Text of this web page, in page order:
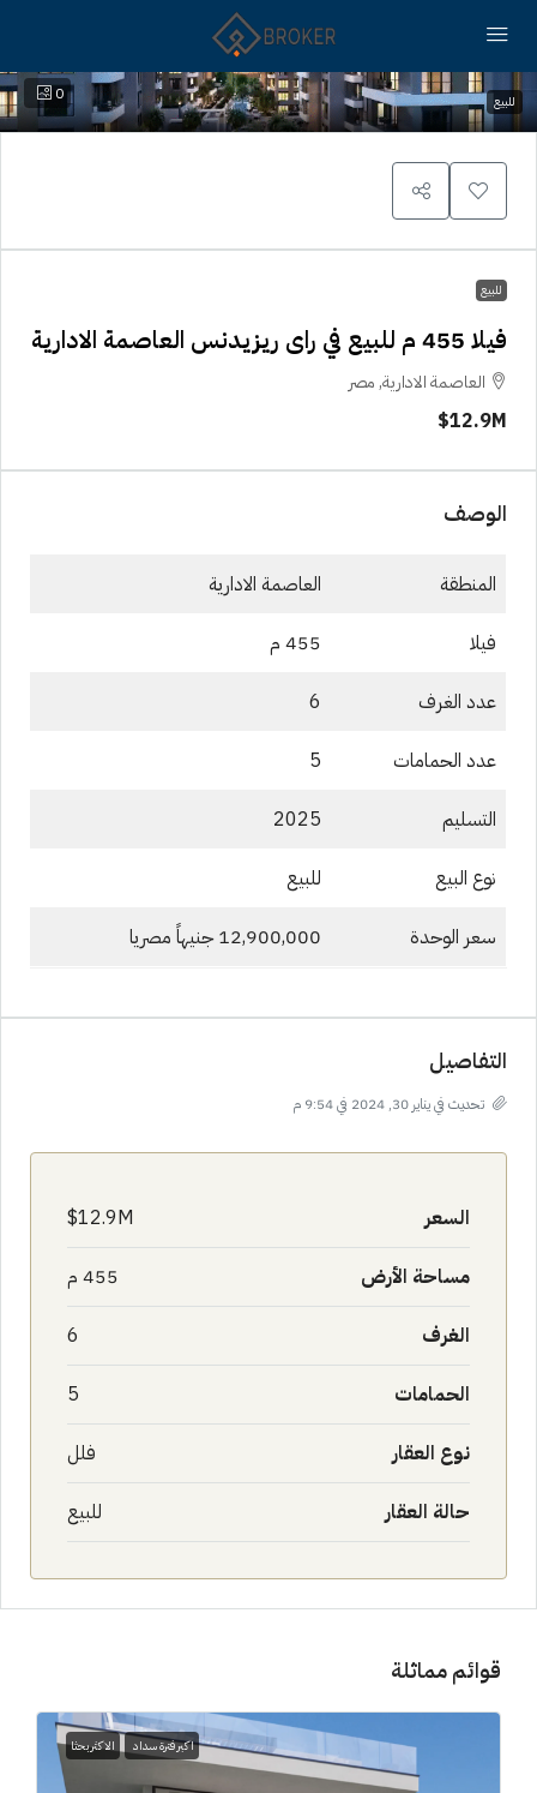
0 للبيع
للبيع
فيلا 455 م للبيع في راى ريزيدنس العاصمة الادارية
العاصمة الادارية, مصر
12.9M$
الوصف
المنطقة العاصمة الادارية
فيلا 455 م
عدد الغرف 6
عدد الحمامات 5
التسليم 2025
نوع البيع للبيع
سعر الوحدة 12,900,000 جنيهاً مصريا
التفاصيل
تحديث في يناير 30, 2024 في 9:54 م
السعر 12.9M$
مساحة الأرض 455 م
الغرف 6
الحمامات 5
نوع العقار فلل
حالة العقار للبيع
قوائم مماثلة
اكبر فترة سداد الاكثر بحثا